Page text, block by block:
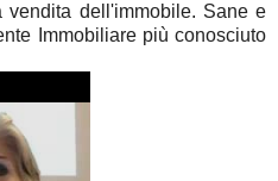
dell'immobile. Sane e
Immobiliare più conosciuto